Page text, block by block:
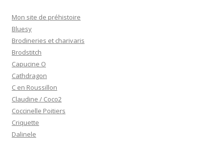
Mon site de préhistoire
Bluesy
Brodineries et charivaris
Brodstitch
Capucine O
Cathdragon
C en Roussillon
Claudine / Coco2
Coccinelle Poitiers
Criquette
Dalinele